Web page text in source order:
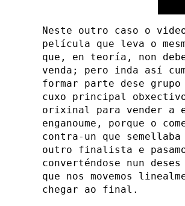
Neste outro caso o
película que leva o
que, en teoría, non
venda; pero inda así
formar parte dese
cuxo principal
orixinal para vender a
enganoume, porque o
contra-un que
outro finalista e
converténdose nun
que nos movemos
chegar ao final.